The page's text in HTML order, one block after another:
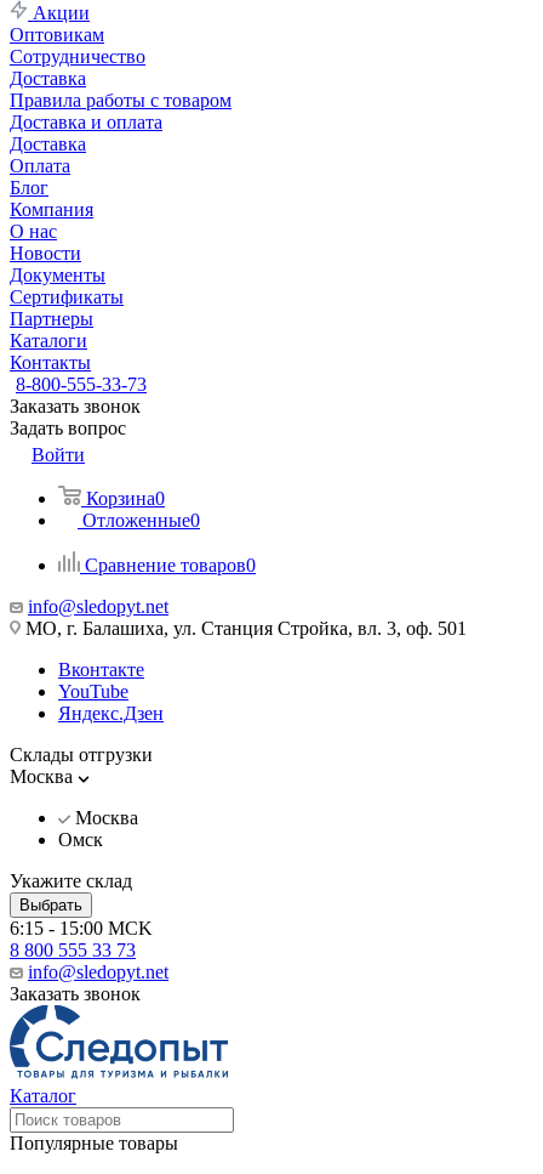
Акции
Оптовикам
Сотрудничество
Доставка
Правила работы с товаром
Доставка и оплата
Доставка
Оплата
Блог
Компания
О нас
Новости
Документы
Сертификаты
Партнеры
Каталоги
Контакты
8-800-555-33-73
Заказать звонок
Задать вопрос
Войти
Корзина0
Отложенные0
Сравнение товаров0
info@sledopyt.net
МО, г. Балашиха, ул. Станция Стройка, вл. 3, оф. 501
Вконтакте
YouTube
Яндекс.Дзен
Склады отгрузки
Москва
Москва
Омск
Укажите склад
Выбрать
6:15 - 15:00 MCK
8 800 555 33 73
info@sledopyt.net
Заказать звонок
Каталог
Популярные товары